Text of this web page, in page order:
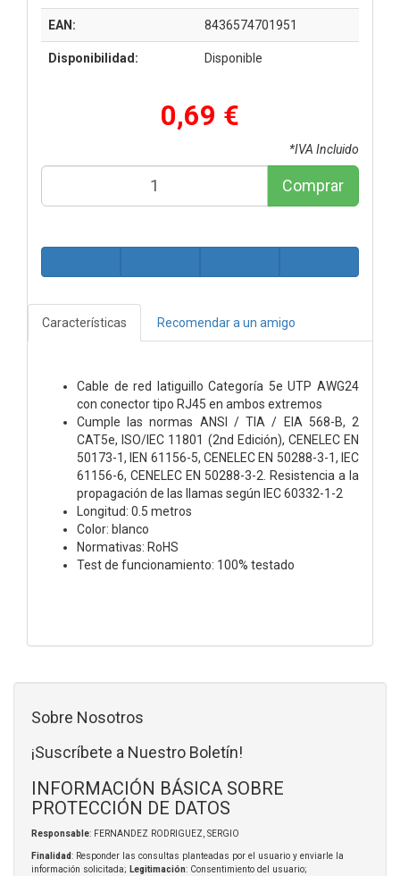
EAN: 8436574701951
Disponibilidad: Disponible
0,69 €
*IVA Incluido
Comprar
Características Recomendar a un amigo
Cable de red latiguillo Categoría 5e UTP AWG24
con conector tipo RJ45 en ambos extremos
Cumple las normas ANSI / TIA / EIA 568-B, 2
CAT5e, ISO/IEC 11801 (2nd Edición), CENELEC EN
50173-1, IEN 61156-5, CENELEC EN 50288-3-1, IEC
61156-6, CENELEC EN 50288-3-2. Resistencia a la
propagación de las llamas según IEC 60332-1-2
Longitud: 0.5 metros
Color: blanco
Normativas: RoHS
Test de funcionamiento: 100% testado
Sobre Nosotros
¡Suscríbete a Nuestro Boletín!
INFORMACIÓN BÁSICA SOBRE
PROTECCIÓN DE DATOS
Responsable: FERNANDEZ RODRIGUEZ, SERGIO
Finalidad: Responder las consultas planteadas por el usuario y enviarle la
información solicitada; Legitimación: Consentimiento del usuario;